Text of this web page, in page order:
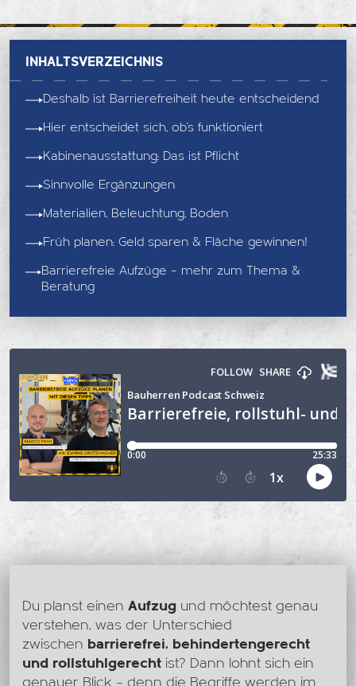
Inhaltsverzeichnis
Deshalb ist Barrierefreiheit heute entscheidend
Hier entscheidet sich, ob’s funktioniert
Kabinenausstattung: Das ist Pflicht
Sinnvolle Ergänzungen
Materialien, Beleuchtung, Boden
Früh planen: Geld sparen & Fläche gewinnen!
Barrierefreie Aufzüge – mehr zum Thema &
Beratung
Du planst einen Aufzug und möchtest genau
verstehen, was der Unterschied
zwischen barrierefrei, behindertengerecht
und rollstuhlgerecht ist? Dann lohnt sich ein
genauer Blick – denn die Begriffe werden im